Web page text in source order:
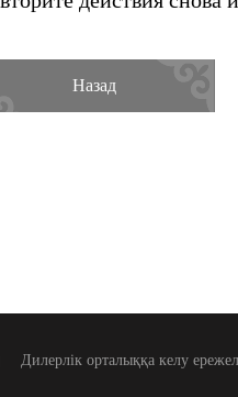
Назад
Дилерлік орталыққа келу